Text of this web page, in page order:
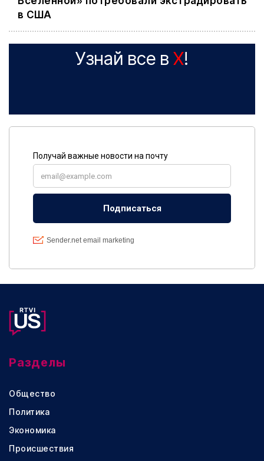
в США
Узнай все в X!
Разделы
Общество
Политика
Экономика
Происшествия